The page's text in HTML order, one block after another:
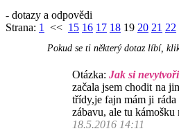
- dotazy a odpovědi
Strana: 1 << 15 16 17 18 19 20 21 22
Pokud se ti některý dotaz líbí,
Otázka: Jak si
začala jsem chodit na
třídy,je fajn mám ji ráda
zábavu, ale tu kámošku
18.5.2016 14:11